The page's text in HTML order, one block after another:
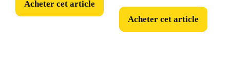
Acheter cet article
Acheter cet article